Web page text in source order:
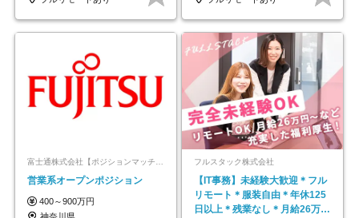
富士通株式会社【ポジションマッチ登録】
営業系オープンポジション
400～900万円
フルスタック株式会社
【IT事務】未経験大歓迎＊フル
リモート＊服装自由＊年休125
日以上＊残業なし＊月給26万円